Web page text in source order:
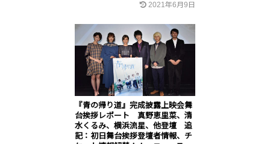
2021年6月9日
『青の帰り道』完成披露上映会舞
台挨拶レポート 真野恵里菜、清
水くるみ、横浜流星、他登壇 追
記：初日舞台挨拶登壇者情報、チ